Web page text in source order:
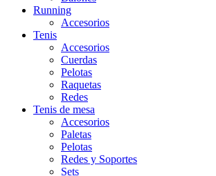
Running
Accesorios
Tenis
Accesorios
Cuerdas
Pelotas
Raquetas
Redes
Tenis de mesa
Accesorios
Paletas
Pelotas
Redes y Soportes
Sets